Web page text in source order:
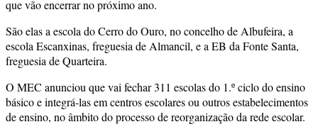
que vão encerrar no próximo ano.
São elas a escola do Cerro do Ouro, no concelho de Albufeira, a
escola Escanxinas, freguesia de Almancil, e a EB da Fonte Santa,
freguesia de Quarteira.
O MEC anunciou que vai fechar 311 escolas do 1.º ciclo do ensino
básico e integrá-las em centros escolares ou outros estabelecimentos
de ensino, no âmbito do processo de reorganização da rede escolar.